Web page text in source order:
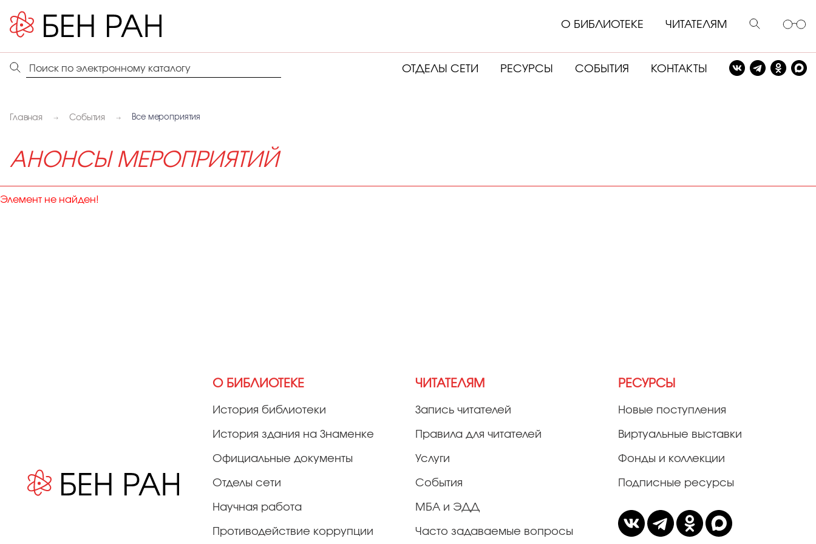
О БИБЛИОТЕКЕ ЧИТАТЕЛЯМ
ОТДЕЛЫ СЕТИ РЕСУРСЫ СОБЫТИЯ КОНТАКТЫ
Главная События Все мероприятия
АНОНСЫ МЕРОПРИЯТИЙ
Элемент не найден!
О БИБЛИОТЕКЕ
История библиотеки
История здания на Знаменке
Официальные документы
Отделы сети
Научная работа
Противодействие коррупции
ЧИТАТЕЛЯМ
Запись читателей
Правила для читателей
Услуги
События
МБА и ЭДД
Часто задаваемые вопросы
РЕСУРСЫ
Новые поступления
Виртуальные выставки
Фонды и коллекции
Подписные ресурсы